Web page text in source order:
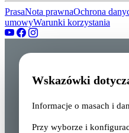
PrasaNota prawnaOchrona
umowyWarunki korzystania
Wskazówki
Informacje o masach i
Przy wyborze i